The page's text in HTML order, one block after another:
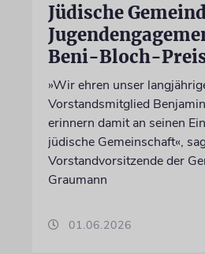
Jüdische
Beni-Bloch-
»Wir ehren unser
Vorstandsmitglied
erinnern damit an seinen
jüdische Gemeinschaft«,
Vorstandvorsitzende der
Graumann
01.06.2026